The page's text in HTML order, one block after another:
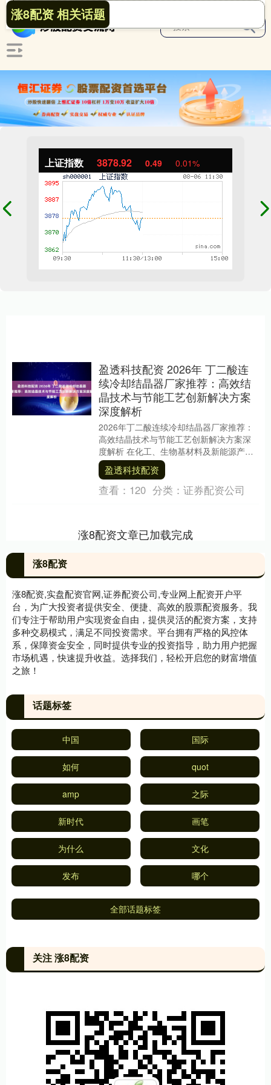
上证指数 3878.92 0.49 0.01%
涨8配资 相关话题
盈透科技配资 2026年 丁二酸连
续冷却结晶器厂家推荐：高效结
晶技术与节能工艺创新解决方案
深度解析
2026年丁二酸连续冷却结晶器厂家推荐：
高效结晶技术与节能工艺创新解决方案深
度解析 在化工、生物基材料及新能源产业
链中，丁二酸作为一种重要的平台化合
物，其市场需....
盈透科技配资
查看： 120 分类： 证券配资公司
涨8配资文章已加载完成
涨8配资
涨8配资,实盘配资官网,证券配资公司,专业网上配资开户平
台，为广大投资者提供安全、便捷、高效的股票配资服务。我
们专注于帮助用户实现资金自由，提供灵活的配资方案，支持
多种交易模式，满足不同投资需求。平台拥有严格的风控体
系，保障资金安全，同时提供专业的投资指导，助力用户把握
市场机遇，快速提升收益。选择我们，轻松开启您的财富增值
之旅！
话题标签
中国 国际
如何 quot
amp 之际
新时代 画笔
为什么 文化
发布 哪个
全部话题标签
关注 涨8配资